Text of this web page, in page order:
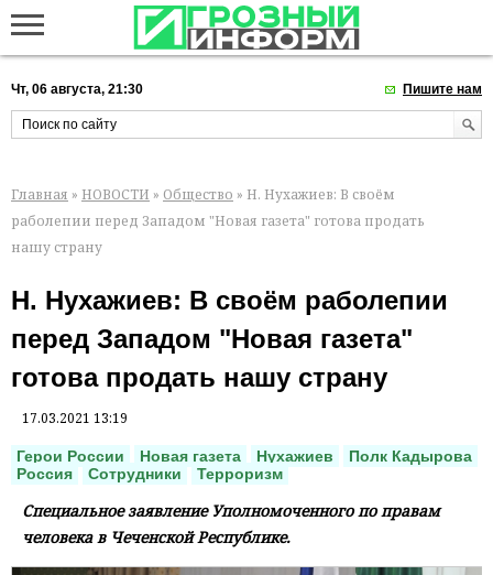
Чт, 06 августа, 21:30 Пишите нам
Главная » НОВОСТИ » Общество » Н. Нухажиев: В своём
раболепии перед Западом "Новая газета" готова продать
нашу страну
Н. Нухажиев: В своём раболепии
перед Западом "Новая газета"
готова продать нашу страну
17.03.2021 13:19
Герои России Новая газета Нухажиев
Полк Кадырова
Россия
Сотрудники Терроризм
Специальное заявление Уполномоченного по правам
человека в Чеченской Республике.